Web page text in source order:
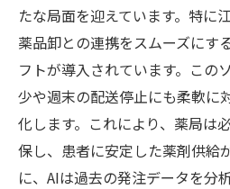
調剤薬局の役割変革
地域医療との連携強
AIがもたらす地域住
持続可能な医療サー
医薬品卸の変化に対応す
医薬品流通の変化とAI
たな局面を迎えています。特に
薬品卸との連携をスムーズにす
フトが導入されています。この
少や週末の配送停止にも柔軟に
化します。これにより、薬局は
保し、患者に安定した薬剤供給
に、AIは過去の発注データを分